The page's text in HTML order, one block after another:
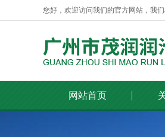
您好，欢迎访问我们的官方网站，我们
网站首页